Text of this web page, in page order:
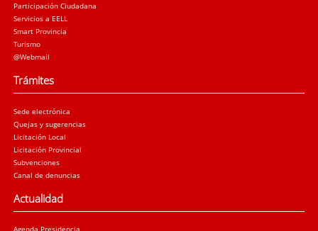
Participación Ciudadana
Servicios a EELL
Smart Provincia
Turismo
@Webmail
Trámites
Sede electrónica
Quejas y sugerencias
Licitación Local
Licitación Provincial
Subvenciones
Canal de denuncias
Actualidad
Agenda Presidencia